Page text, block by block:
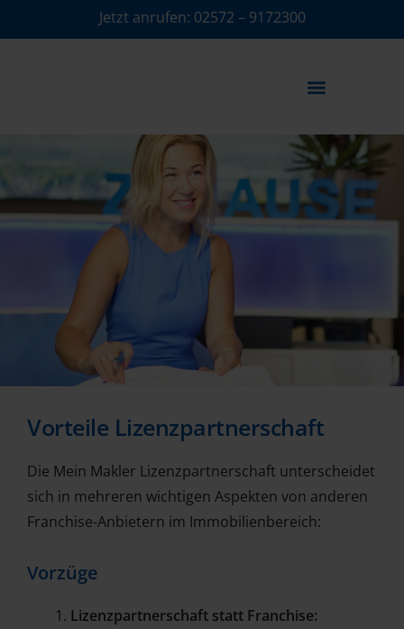
Jetzt anrufen: 02572 – 9172300
Vorteile Lizenzpartnerschaft
Die Mein Makler Lizenzpartnerschaft unterscheidet
sich in mehreren wichtigen Aspekten von anderen
Franchise-Anbietern im Immobilienbereich:
Vorzüge
Lizenzpartnerschaft statt Franchise: